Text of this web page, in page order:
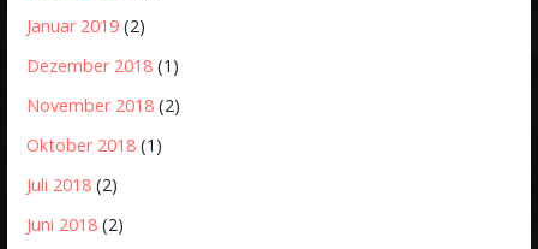
Januar 2019 (2)
Dezember 2018 (1)
November 2018 (2)
Oktober 2018 (1)
Juli 2018 (2)
Juni 2018 (2)